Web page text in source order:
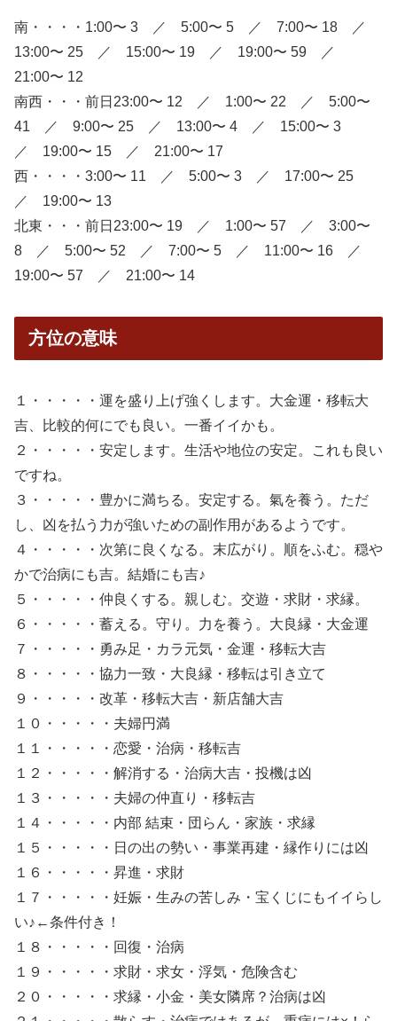
南・・・・1:00〜 3 ／ 5:00〜 5 ／ 7:00〜 18 ／
13:00〜 25 ／ 15:00〜 19 ／ 19:00〜 59 ／
21:00〜 12
南西・・・前日23:00〜 12 ／ 1:00〜 22 ／ 5:00〜
41 ／ 9:00〜 25 ／ 13:00〜 4 ／ 15:00〜 3
／ 19:00〜 15 ／ 21:00〜 17
西・・・・3:00〜 11 ／ 5:00〜 3 ／ 17:00〜 25
／ 19:00〜 13
北東・・・前日23:00〜 19 ／ 1:00〜 57 ／ 3:00〜
8 ／ 5:00〜 52 ／ 7:00〜 5 ／ 11:00〜 16 ／
19:00〜 57 ／ 21:00〜 14
方位の意味
１・・・・・運を盛り上げ強くします。大金運・移転大
吉、比較的何にでも良い。一番イイかも。
２・・・・・安定します。生活や地位の安定。これも良い
ですね。
３・・・・・豊かに満ちる。安定する。氣を養う。ただ
し、凶を払う力が強いための副作用があるようです。
４・・・・・次第に良くなる。末広がり。順をふむ。穏や
かで治病にも吉。結婚にも吉♪
５・・・・・仲良くする。親しむ。交遊・求財・求縁。
６・・・・・蓄える。守り。力を養う。大良縁・大金運
７・・・・・勇み足・カラ元気・金運・移転大吉
８・・・・・協力一致・大良縁・移転は引き立て
９・・・・・改革・移転大吉・新店舗大吉
１０・・・・・夫婦円満
１１・・・・・恋愛・治病・移転吉
１２・・・・・解消する・治病大吉・投機は凶
１３・・・・・夫婦の仲直り・移転吉
１４・・・・・内部 結束・団らん・家族・求縁
１５・・・・・日の出の勢い・事業再建・縁作りには凶
１６・・・・・昇進・求財
１７・・・・・妊娠・生みの苦しみ・宝くじにもイイらし
い♪←条件付き！
１８・・・・・回復・治病
１９・・・・・求財・求女・浮気・危険含む
２０・・・・・求縁・小金・美女隣席？治病は凶